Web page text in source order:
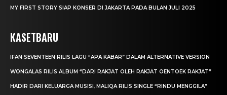
MY FIRST STORY SIAP KONSER DI JAKARTA PADA BULAN JULI 2025
KASETBARU
IFAN SEVENTEEN RILIS LAGU “APA KABAR” DALAM ALTERNATIVE VERSION
WONGALAS RILIS ALBUM “DARI RAKJAT OLEH RAKJAT OENTOEK RAKJAT”
HADIR DARI KELUARGA MUSISI, MALIQA RILIS SINGLE “RINDU MENGGILA”